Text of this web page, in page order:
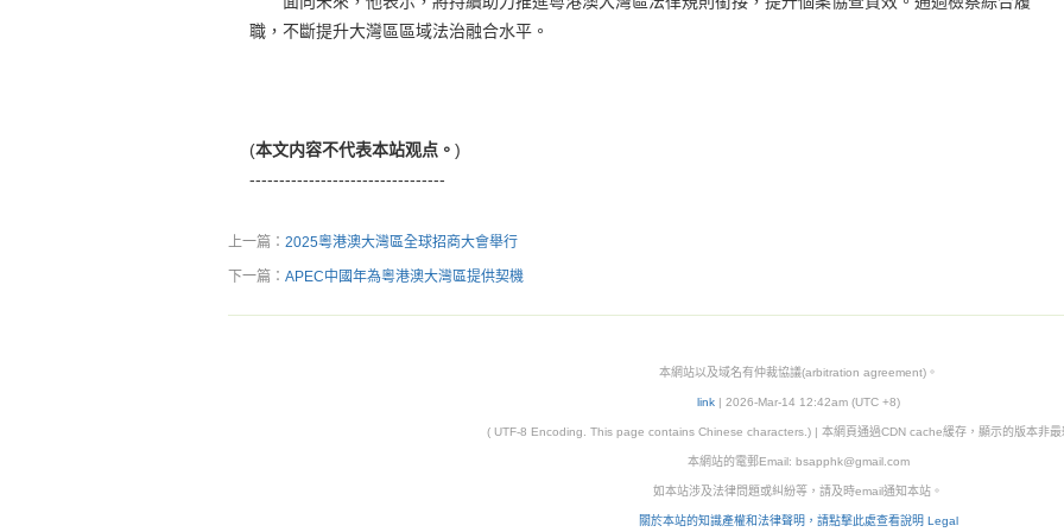
職，不斷提升大灣區區域法治融合水平。
(本文内容不代表本站观点。 )
---------------------------------
上一篇： 2025粵港澳大灣區全球招商大會舉行
下一篇： APEC中國年為粵港澳大灣區提供契機
本網站以及域名有仲裁協議(arbitration agreement)。
link| 2026-Mar-14 12:42am (UTC +8)
( UTF-8 Encoding. This page contains Chinese characters.) | 本網頁通過CDN cache緩存，顯示的版本非最
本網站的電郵Email: bsapphk@gmail.com
如本站涉及法律問題或糾紛等，請及時email通知本站。
關於本站的知識產權和法律聲明，請點擊此處查看說明 Legal